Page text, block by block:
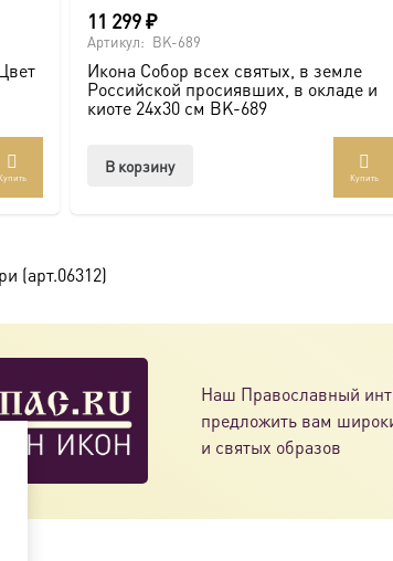
с доставкой по России. Также можно
может быть изготовлена под заказ по
Купить
11 299₽
Артикул: BK-689
Икона Собор всех святых, в земле
Российской просиявших, в окладе и
киоте 24х30 см BK-689
В корзину
Купить
(арт.06312)
Наш Православный
предложить вам
и святых образов